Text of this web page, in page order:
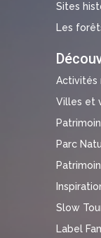
Sites
Les
Activités
Villes et
Parc
Slow
Label